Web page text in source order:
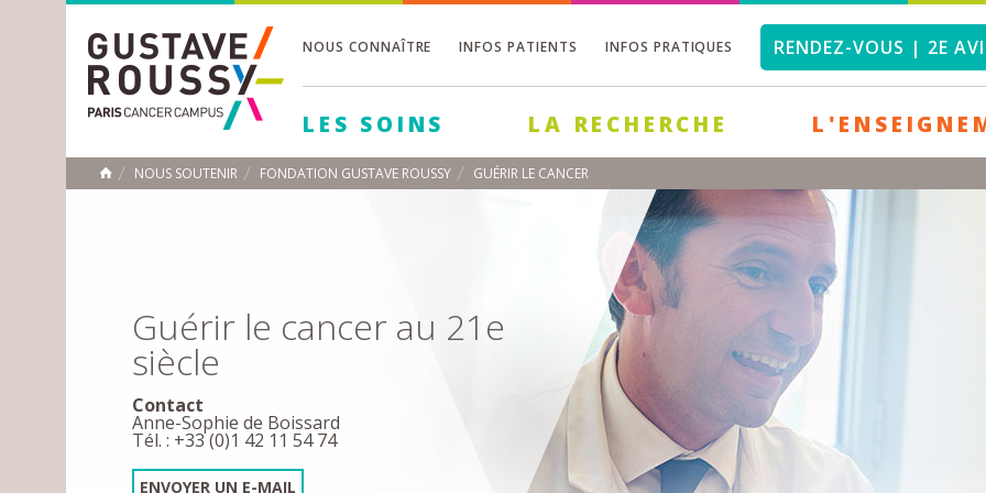
NOUS CONNAÎTRE INFOS PATIENTS INFOS PRATIQUES RENDEZ-VOUS | 2E
LES SOINS LA RECHERCHE
ACCUEIL
NOUS SOUTENIR FONDATION GUSTAVE ROUSSY GUÉRIR LE CANCER
Guérir le cancer au 21e
siècle
Contact
Anne-Sophie de Boissard
Tél. : +33 (0)1 42 11 54 74
ENVOYER UN E-MAIL